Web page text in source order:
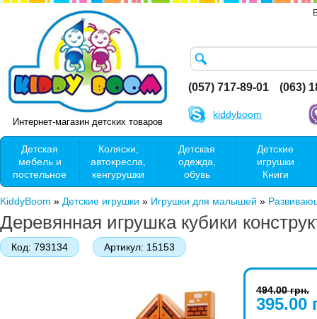
Интернет-магазин детских товаров
(057) 717-89-01 (063)
kiddyboom
Детская
мебель и
постельное
Коляски,
автокресла,
кенгурушки
Детская
одежда,
обувь
Детские
игрушки
Книги
KiddyBoom » Детские игрушки » Игрушки для малышей »
Деревянная игрушка кубики
Код: 793134 Артикул: 15153
494.00 грн.
395.00